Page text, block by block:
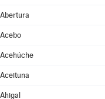
Abertura
Acebo
Acehúche
Aceituna
Ahigal